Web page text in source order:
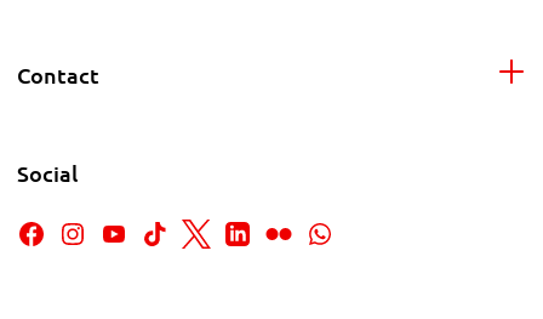
Contact
Social